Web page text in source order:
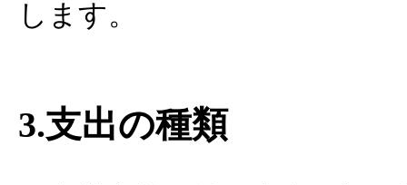
します。
3.支出の種類